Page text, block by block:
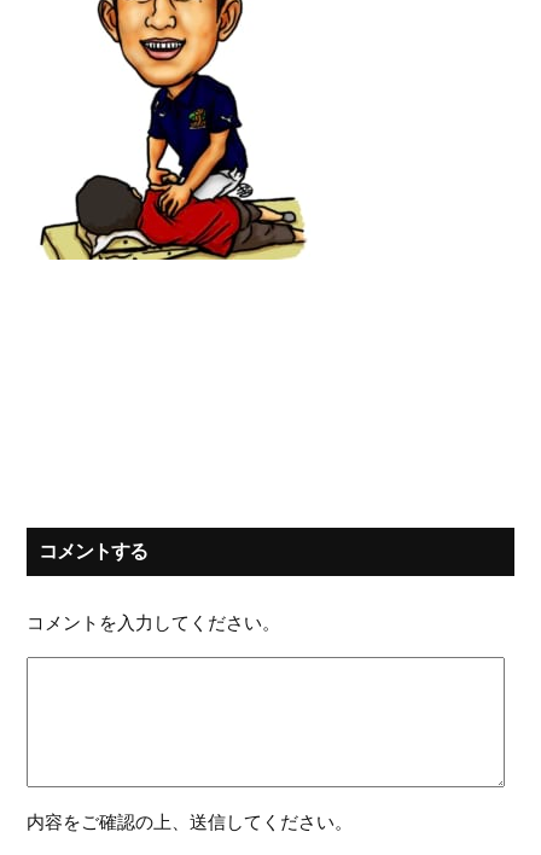
コメントする
コメントを入力してください。
内容をご確認の上、送信してください。